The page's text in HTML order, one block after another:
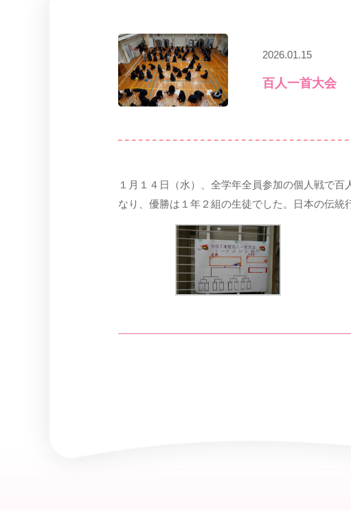
2026.01.15
百人一首大会
１月１４日（水）、全学年全員参加の個人戦で
なり、優勝は１年２組の生徒でした。日本の伝統